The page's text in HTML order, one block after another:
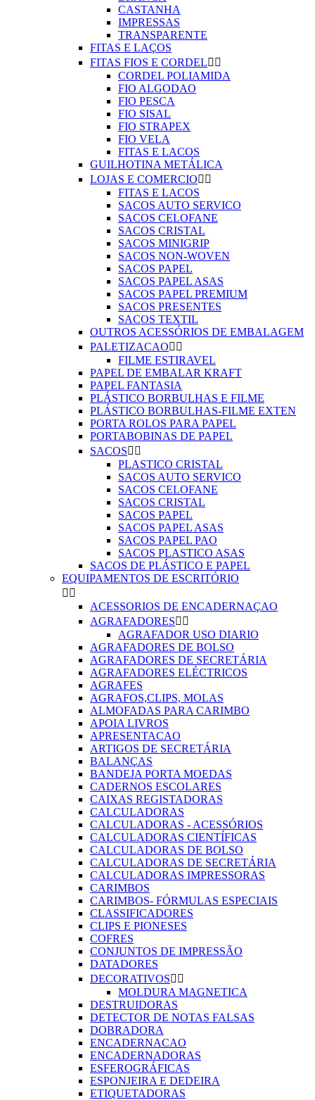
CASTANHA
IMPRESSAS
TRANSPARENTE
FITAS E LAÇOS
FITAS FIOS E CORDEL 
CORDEL POLIAMIDA
FIO ALGODAO
FIO PESCA
FIO SISAL
FIO STRAPEX
FIO VELA
FITAS E LACOS
GUILHOTINA METÁLICA
LOJAS E COMERCIO 
FITAS E LACOS
SACOS AUTO SERVICO
SACOS CELOFANE
SACOS CRISTAL
SACOS MINIGRIP
SACOS NON-WOVEN
SACOS PAPEL
SACOS PAPEL ASAS
SACOS PAPEL PREMIUM
SACOS PRESENTES
SACOS TEXTIL
OUTROS ACESSÓRIOS DE EMBALAGEM
PALETIZACAO 
FILME ESTIRAVEL
PAPEL DE EMBALAR KRAFT
PAPEL FANTASIA
PLÁSTICO BORBULHAS E FILME
PLÁSTICO BORBULHAS-FILME EXTEN
PORTA ROLOS PARA PAPEL
PORTABOBINAS DE PAPEL
SACOS 
PLASTICO CRISTAL
SACOS AUTO SERVICO
SACOS CELOFANE
SACOS CRISTAL
SACOS PAPEL
SACOS PAPEL ASAS
SACOS PAPEL PAO
SACOS PLASTICO ASAS
SACOS DE PLÁSTICO E PAPEL
EQUIPAMENTOS DE ESCRITÓRIO
 
ACESSORIOS DE ENCADERNAÇAO
AGRAFADORES 
AGRAFADOR USO DIARIO
AGRAFADORES DE BOLSO
AGRAFADORES DE SECRETÁRIA
AGRAFADORES ELÉCTRICOS
AGRAFES
AGRAFOS,CLIPS, MOLAS
ALMOFADAS PARA CARIMBO
APOIA LIVROS
APRESENTACAO
ARTIGOS DE SECRETÁRIA
BALANÇAS
BANDEJA PORTA MOEDAS
CADERNOS ESCOLARES
CAIXAS REGISTADORAS
CALCULADORAS
CALCULADORAS - ACESSÓRIOS
CALCULADORAS CIENTÍFICAS
CALCULADORAS DE BOLSO
CALCULADORAS DE SECRETÁRIA
CALCULADORAS IMPRESSORAS
CARIMBOS
CARIMBOS- FÓRMULAS ESPECIAIS
CLASSIFICADORES
CLIPS E PIONESES
COFRES
CONJUNTOS DE IMPRESSÃO
DATADORES
DECORATIVOS 
MOLDURA MAGNETICA
DESTRUIDORAS
DETECTOR DE NOTAS FALSAS
DOBRADORA
ENCADERNACAO
ENCADERNADORAS
ESFEROGRÁFICAS
ESPONJEIRA E DEDEIRA
ETIQUETADORAS